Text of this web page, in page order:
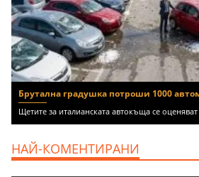
Брутална градушка потроши 1000
Щетите за италианската автокъща се
НАЙ-КОМЕНТИРАНИ